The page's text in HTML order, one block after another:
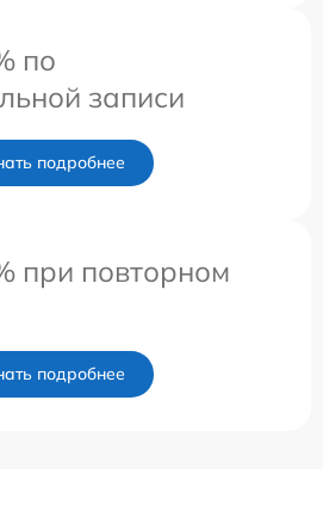
по
записи
подробнее
при повторном
подробнее